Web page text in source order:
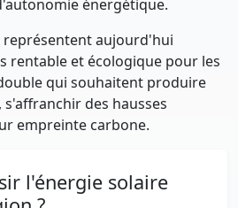
énergétique.
représentent aujourd'hui
rentable et écologique pour les
qui souhaitent produire
des hausses
empreinte carbone.
l'énergie solaire